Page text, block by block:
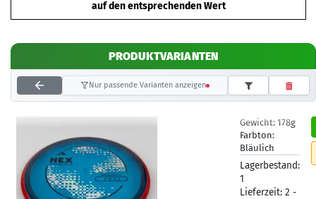
auf den entsprechenden Wert
PRODUKTVARIANTEN
Nur passende Varianten anzeigen
Gewicht: 178g
Farbton:
Bläulich
Lagerbestand:
1
Lieferzeit: 2 -